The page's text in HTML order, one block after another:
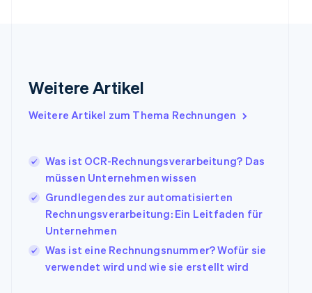
Weitere Artikel
Weitere Artikel zum Thema Rechnungen
Was ist OCR-Rechnungsverarbeitung? Das
müssen Unternehmen wissen
Grundlegendes zur automatisierten
Rechnungsverarbeitung: Ein Leitfaden für
Unternehmen
Was ist eine Rechnungsnummer? Wofür sie
verwendet wird und wie sie erstellt wird
English
English
Japan
日本語 English
Kanada
English Français
Kroatien
EnglishItaliano
English
Liechtenstein